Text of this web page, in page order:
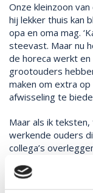
Onze kleinzoon
hij lekker thuis kan
opa en oma mag.
steevast. Maar nu
de horeca werkt en
grootouders
maken om extra
afwisseling te
Maar als ik
werkende ouders
collega’s
peuter
werkgever wel
dan hoop ik dat